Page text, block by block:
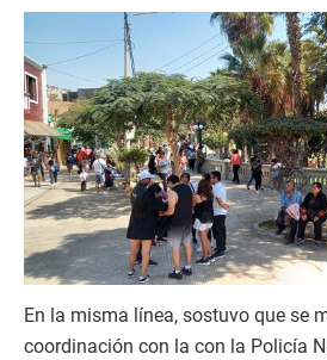
En la misma línea, sostuvo que se
coordinación con la con la Policía